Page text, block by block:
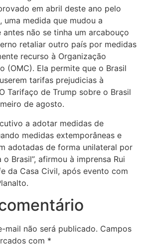
em abril deste ano pelo
uma medida que mudou a
não se tinha um arcabouço
retaliar outro país por medidas
recurso à Organização
(OMC). Ela permite que o Brasil
tarifas prejudicias à
Tarifaço de Trump sobre o Brasil
de agosto.
a adotar medidas de
medidas extemporâneas e
adotadas de forma unilateral por
Brasil”, afirmou à imprensa Rui
da Casa Civil, após evento com
mail não será publicado. Campos
com *